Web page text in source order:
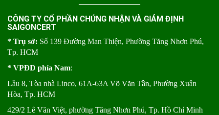
CÔNG TY CỔ PHẦN CHỨNG NHẬN VÀ GIÁM ĐỊNH
SAIGONCERT
* Trụ sở: Số 139 Đường Man Thiện, Phường Tăng Nhơn Phú,
Tp. HCM
* VPĐD phía Nam:
Lầu 8, Tòa nhà Linco, 61A-63A Võ Văn Tần, Phường Xuân
Hòa, Tp. HCM
429/2 Lê Văn Việt, phường Tăng Nhơn Phú, Tp. Hồ Chí Minh